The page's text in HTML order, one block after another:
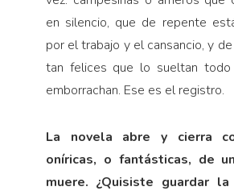
en silencio, que de repente
por el trabajo y el cansancio, y
tan felices que lo sueltan
emborrachan. Ese es el registro.
La novela abre y cierra
oníricas, o fantásticas, de
muere. ¿Quisiste guardar